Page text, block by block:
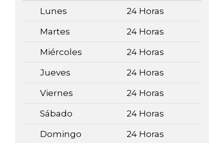
Lunes 24 Horas
Martes 24 Horas
Miércoles 24 Horas
Jueves 24 Horas
Viernes 24 Horas
Sábado 24 Horas
Domingo 24 Horas